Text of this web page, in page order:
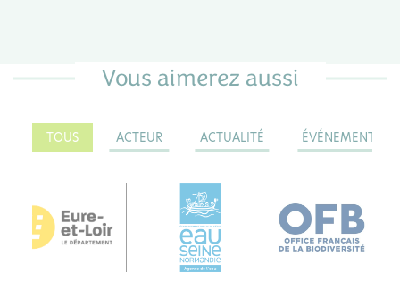
Vous aimerez aussi
TOUS ACTEUR ACTUALITÉ ÉVÉNEMENT